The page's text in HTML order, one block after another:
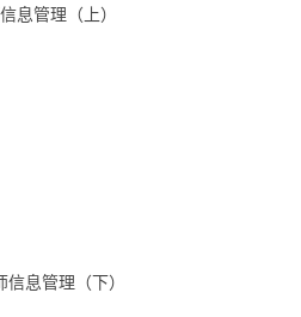
息管理（上）
息管理（下）